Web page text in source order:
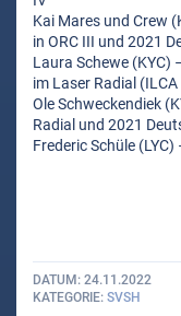
Kai Mares und Crew
in ORC III und 2021
Laura Schewe (KYC)
im Laser Radial (ILCA
Ole Schweckendiek
Radial und 2021
Frederic Schüle
DATUM 24.11.2022
KATEGORIE SVSH